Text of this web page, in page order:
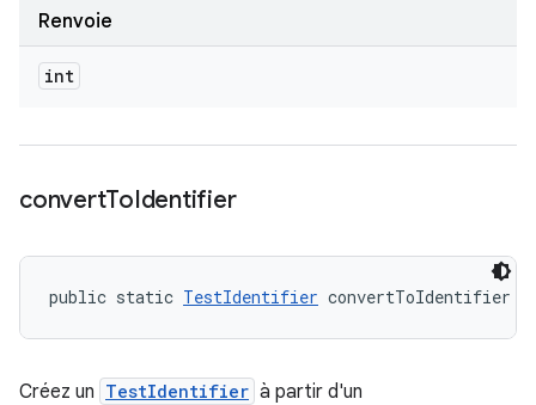
Renvoie
int
convertToIdentifier
public static TestIdentifier convertToIdentifier (
Créez un TestIdentifier à partir d'un